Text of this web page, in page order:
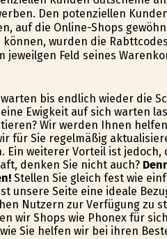
Den potenziellen
auf die Online-Shops
wurden die
jeweilgen Feld seines
bis endlich wieder die
Ewigkeit auf sich warten
Wir werden Ihnen
für Sie regelmäßig
Ein weiterer Vorteil ist jedoch,
denken Sie nicht auch?
Stellen Sie gleich fest wie
unsere Seite eine ideale
Nutzern zur Verfügung zu
wir Shops wie Phonex für
Sie helfen wir bei ihren